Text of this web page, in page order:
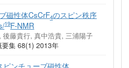
磁性体CsCrF4のスピン秩序
19F-NMR
藤貴行, 真中浩貴, 三浦陽子
要集 68(1) 2013年
ンチューブ磁性体